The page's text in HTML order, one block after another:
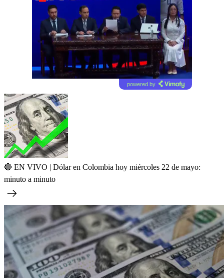
powered by
🔴 EN VIVO | Dólar en Colombia hoy miércoles 22 de mayo:
minuto a minuto